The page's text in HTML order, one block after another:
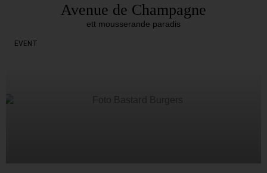
Avenue de Champagne
ett mousserande paradis
EVENT